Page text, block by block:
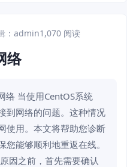
：admin1,070 阅读
络
络 当使用CentOS系统
到网络的问题。这种情况
使用。本文将帮助您诊断
能够顺利地重返在线。
因之前，首先需要确认